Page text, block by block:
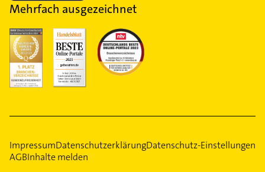
Mehrfach ausgezeichnet
ImpressumDatenschutzerklärungDatenschutz-Einstellungen
AGBInhalte melden